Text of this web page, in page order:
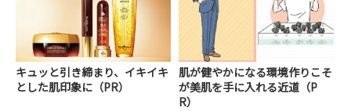
キュッと引き締まり、イキイキ
とした肌印象に（PR）
肌が健やかになる環境作りこそ
が美肌を手に入れる近道（P
R）